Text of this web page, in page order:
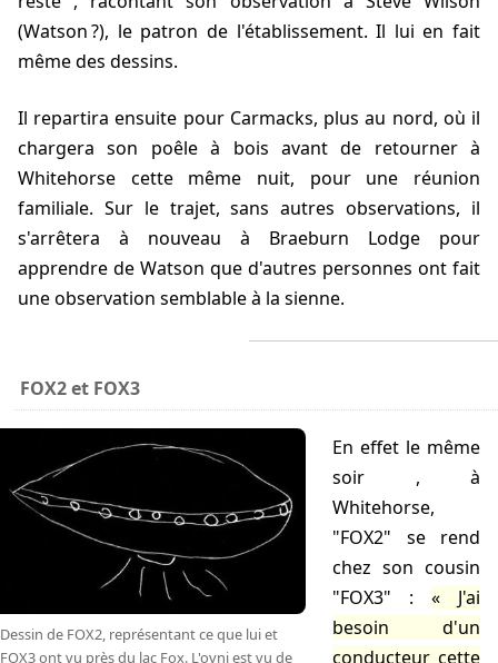
(Watson ?), le patron de l'établissement. Il lui en fait
même des dessins.
Il repartira ensuite pour Carmacks, plus au nord, où il
chargera son poêle à bois avant de retourner à
Whitehorse cette même nuit, pour une réunion
familiale. Sur le trajet, sans autres observations, il
s'arrêtera à nouveau à Braeburn Lodge pour
apprendre de Watson que d'autres personnes ont fait
une observation semblable à la sienne.
FOX2 et FOX3
Dessin de FOX2, représentant ce que lui et
FOX3 ont vu près du lac Fox. L'ovni est vu de
En effet le même
soir , à
Whitehorse,
"FOX2" se rend
chez son cousin
"FOX3" :
J'ai
besoin d'un
conducteur cette